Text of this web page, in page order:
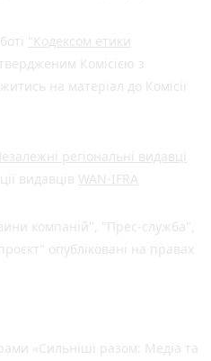
"Кодексом етики
Комісією з
на матеріал до Комісії
регіональні видавці
видавців WAN-IFRA
компаній", "Прес-служба",
опубліковані на правах
«Сильніші разом: Медіа та